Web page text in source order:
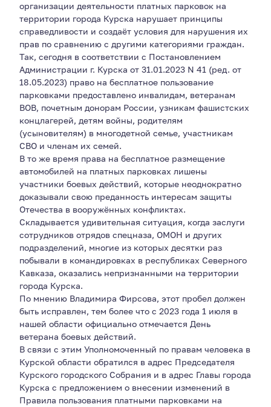
организации деятельности платных парковок на
территории города Курска нарушает принципы
справедливости и создаёт условия для нарушения их
прав по сравнению с другими категориями граждан.
Так, сегодня в соответствии с Постановлением
Администрации г. Курска от 31.01.2023 N 41 (ред. от
18.05.2023) право на бесплатное пользование
парковками предоставлено инвалидам, ветеранам
ВОВ, почетным донорам России, узникам фашистских
концлагерей, детям войны, родителям
(усыновителям) в многодетной семье, участникам
СВО и членам их семей.
В то же время права на бесплатное размещение
автомобилей на платных парковках лишены
участники боевых действий, которые неоднократно
доказывали свою преданность интересам защиты
Отечества в вооружённых конфликтах.
Складывается удивительная ситуация, когда заслуги
сотрудников отрядов спецназа, ОМОН и других
подразделений, многие из которых десятки раз
побывали в командировках в республиках Северного
Кавказа, оказались непризнанными на территории
города Курска.
По мнению Владимира Фирсова, этот пробел должен
быть исправлен, тем более что с 2023 года 1 июля в
нашей области официально отмечается День
ветерана боевых действий.
В связи с этим Уполномоченный по правам человека в
Курской области обратился в адрес Председателя
Курского городского Собрания и в адрес Главы города
Курска с предложением о внесении изменений в
Правила пользования платными парковками на